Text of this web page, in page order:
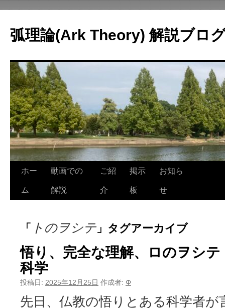
テ
ン
へ
ス
キ
ッ
プ
弧理論(Ark Theory) 解説ブロ
ホー
ム
動画での
解説
ご紹
介
掲示
板
お知ら
せ
「 トのヲシテ」タグアーカイブ
悟り、完全な理解、ロのヲシ
科学
投稿日: 2025年12月25日 作成者: Φ
先日、仏教の悟りとある科学者が